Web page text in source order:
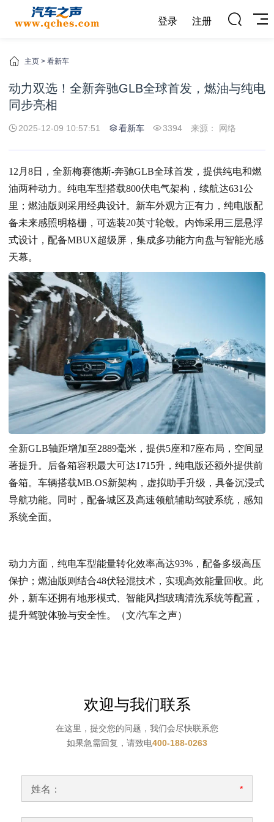
登录 注册
主页 > 看新车
动力双选！全新奔驰GLB全球首发，燃油与纯电
同步亮相
2025-12-09 10:57:51 看新车 3394 来源： 网络
12月8日，全新梅赛德斯-奔驰GLB全球首发，提供纯电和燃
油两种动力。纯电车型搭载800伏电气架构，续航达631公
里；燃油版则采用经典设计。 新车外观方正有力，纯电版配
备未来感照明格栅，可选装20英寸轮毂。内饰采用三层悬浮
式设计，配备MBUX超级屏，集成多功能方向盘与智能光感
天幕。
全新GLB轴距增加至2889毫米，提供5座和7座布局，空间显
著提升。后备箱容积最大可达1715升，纯电版还额外提供前
备箱。车辆搭载MB.OS新架构，虚拟助手升级，具备沉浸式
导航功能。同时，配备城区及高速领航辅助驾驶系统，感知
系统全面。
动力方面，纯电车型能量转化效率高达93%，配备多级高压
保护；燃油版则结合48伏轻混技术，实现高效能量回收。此
外，新车还拥有地形模式、智能风挡玻璃清洗系统等配置，
提升驾驶体验与安全性。
（文/汽车之声）
欢迎与我们联系
在这里，提交您的问题，我们会尽快联系您
如果急需回复，请致电400-188-0263
姓名： *